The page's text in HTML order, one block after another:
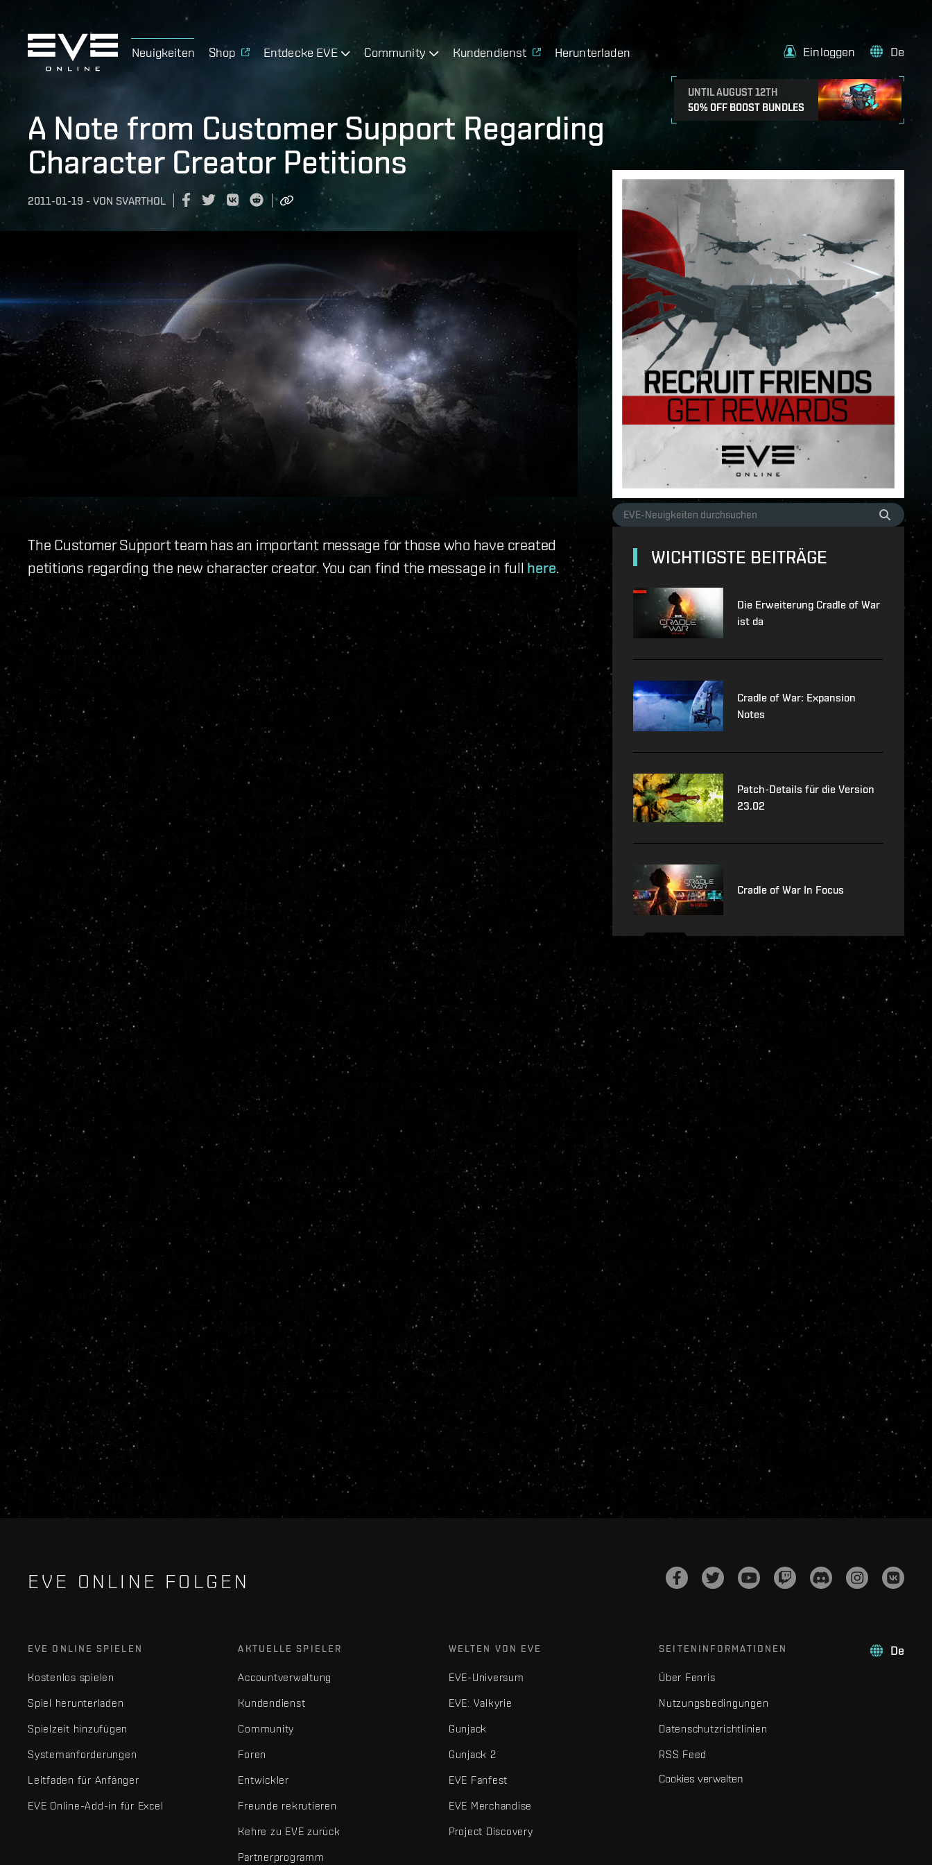
Neuigkeiten Shop Entdecke EVE Community Kundendienst Herunterladen
UNTIL AUGUST 12TH
50% OFF BOOST BUNDLES
Einloggen De
A Note from Customer Support Regarding
Character Creator Petitions
2011-01-19 - VON SVARTHOL
The Customer Support team has an important message for those who have created
petitions regarding the new character creator. You can find the message in fullhere. WICHTIGSTE BEITRÄGE
Die Erweiterung Cradle of War
ist da
Cradle of War: Expansion
Notes
Patch-Details für die Version
23.02
Cradle of War In Focus
EVE ONLINE FOLGEN
De
EVE ONLINE SPIELEN
Kostenlos spielen
Spiel herunterladen
Spielzeit hinzufügen
Systemanforderungen
Leitfaden für Anfänger
EVE Online-Add-in für Excel
AKTUELLE SPIELER
Accountverwaltung
Kundendienst
Community
Foren
Entwickler
Freunde rekrutieren
Kehre zu EVE zurück
Partnerprogramm
WELTEN VON EVE
EVE-Universum
EVE: Valkyrie
Gunjack
Gunjack 2
EVE Fanfest
EVE Merchandise
Project Discovery
SEITENINFORMATIONEN
Über Fenris
Nutzungsbedingungen
Datenschutzrichtlinien
RSS Feed
Cookies verwalten